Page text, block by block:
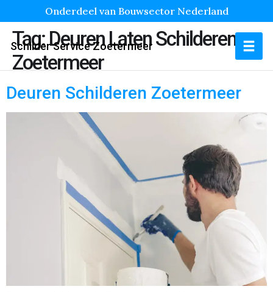
Onderdeel van Bouwsector Nederland
Schilder Service Zoetermeer
Tag:Deuren Laten Schilderen
Zoetermeer
Deuren Schilderen Zoetermeer